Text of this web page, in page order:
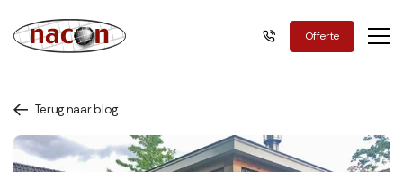
Offerte
Terug naar blog